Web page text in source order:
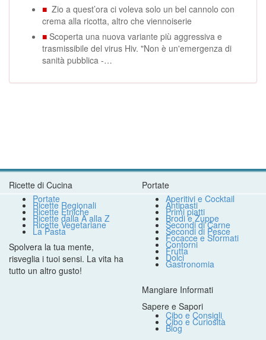
■ Zio a quest’ora ci voleva solo un bel cannolo con
crema alla ricotta, altro che viennoiserie
■ Scoperta una nuova variante più aggressiva e
trasmissibile del virus Hiv. "Non è un'emergenza di
sanità pubblica -…
Ricette di Cucina
Portate
Ricette Regionali
Ricette Etniche
Ricette dalla A alla Z
Ricette Vegetariane
La Pasta
Spolvera la tua mente,
risveglia i tuoi sensi. La vita ha
tutto un altro gusto!
Portate
Aperitivi e Cocktail
Antipasti
Primi piatti
Brodi e Zuppe
Secondi di Carne
Secondi di Pesce
Focacce e Sformati
Contorni
Frutta
Dolci
Gastronomia
Mangiare Informati
Sapere e Sapori
Cibo e Consigli
Cibo e Curiosità
Blog